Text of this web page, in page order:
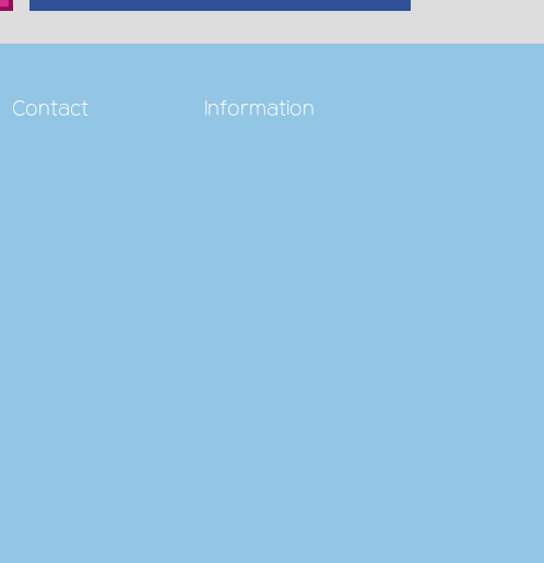
Contact Information